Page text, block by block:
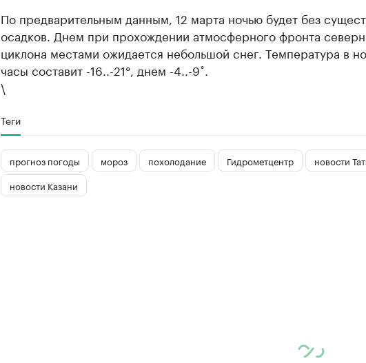
По предварительным данным, 12 марта ночью будет без
осадков. Днем при прохождении атмосферного фронта
циклона местами ожидается небольшой снег. Температура в
часы составит -16..-21°, днем -4..-9˚.
\
Теги
прогноз погоды мороз похолодание Гидрометцентр
новости
новости Казани